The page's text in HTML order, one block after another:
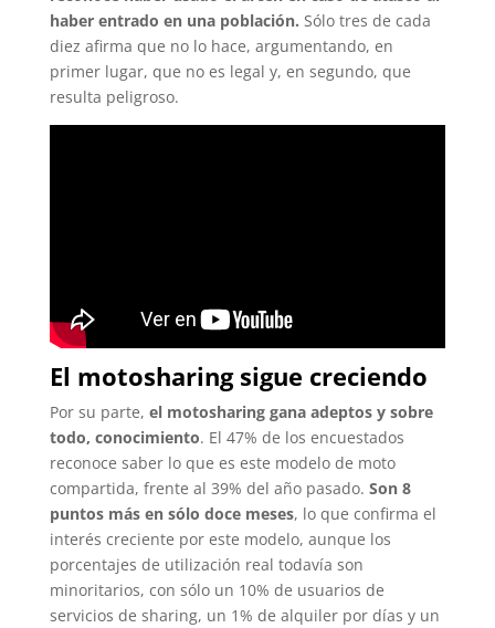
haber entrado en una población. Sólo tres de cada
diez afirma que no lo hace, argumentando, en
primer lugar, que no es legal y, en segundo, que
resulta peligroso.
El motosharing sigue creciendo
Por su parte, el motosharing gana adeptos y sobre
todo, conocimiento. El 47% de los encuestados
reconoce saber lo que es este modelo de moto
compartida, frente al 39% del año pasado. Son 8
puntos más en sólo doce meses, lo que confirma el
interés creciente por este modelo, aunque los
porcentajes de utilización real todavía son
minoritarios, con sólo un 10% de usuarios de
servicios de sharing, un 1% de alquiler por días y un